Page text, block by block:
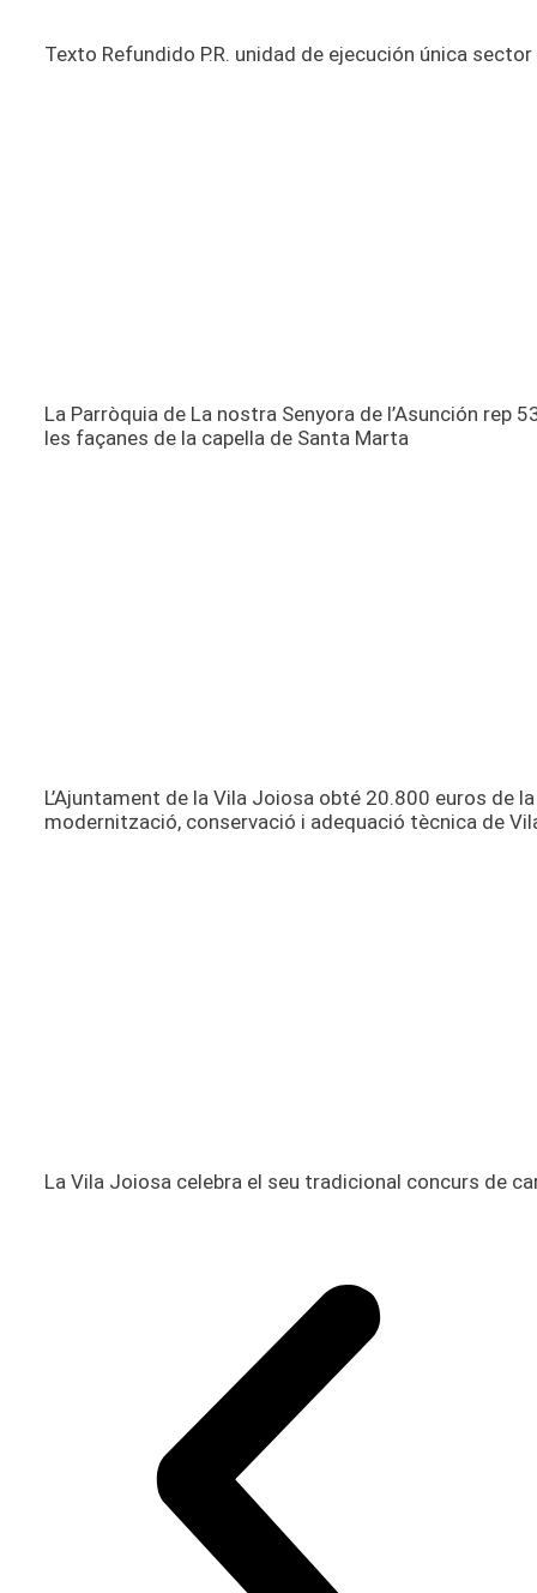
Texto Refundido P.R. unidad de ejecución única sector
La Parròquia de La nostra Senyora de l’Asunción rep
les façanes de la capella de Santa Marta
L’Ajuntament de la Vila Joiosa obté 20.800 euros de
modernització, conservació i adequació tècnica de
La Vila Joiosa celebra el seu tradicional concurs de